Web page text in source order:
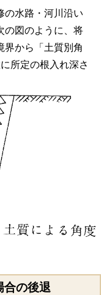
水路・河川沿い
の図のように、将
界から「土質別角
所定の根入れ深さ
の後退